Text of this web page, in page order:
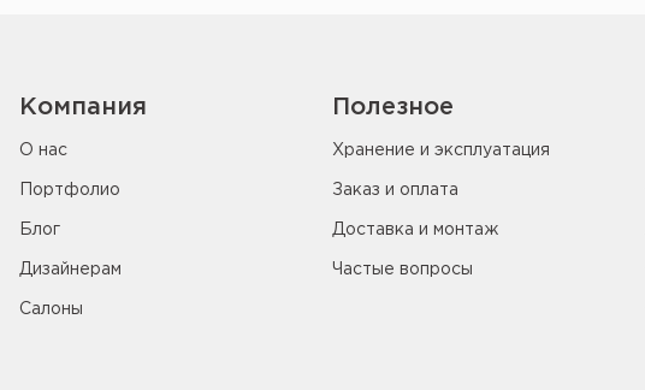
Компания
О нас
Портфолио
Блог
Дизайнерам
Салоны
Полезное
Хранение и эксплуатация
Заказ и оплата
Доставка и монтаж
Частые вопросы